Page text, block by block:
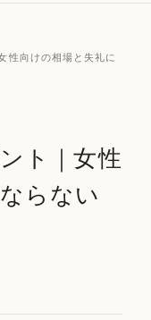
性向けの相場と失礼に
ト｜女性
らない